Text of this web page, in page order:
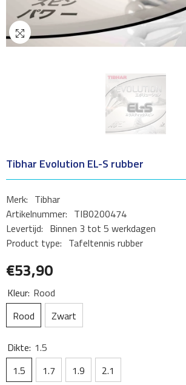
Tibhar Evolution EL-S rubber
Merk: Tibhar
Artikelnummer: TIB0200474
Levertijd: Binnen 3 tot 5 werkdagen
Product type: Tafeltennis rubber
€53,90
Kleur: Rood
Rood
Zwart
Dikte: 1.5
1.5
1.7 1.9 2.1